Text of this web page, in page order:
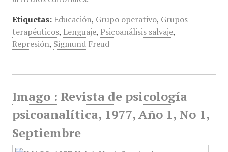
Etiquetas: Educación, Grupo operativo, Grupos
terapéuticos, Lenguaje, Psicoanálisis salvaje,
Represión, Sigmund Freud
Imago : Revista de psicología
psicoanalítica, 1977, Año 1, No 1,
Septiembre